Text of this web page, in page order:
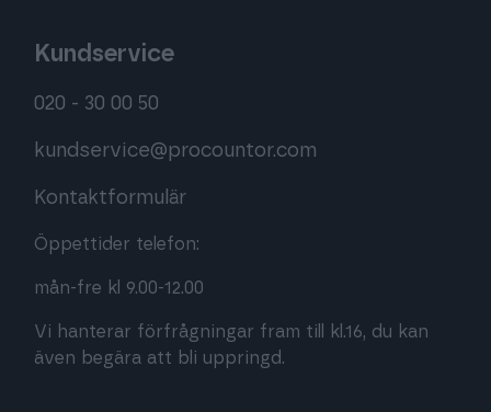
Kundservice
020 - 30 00 50
kundservice@procountor.com
Kontaktformulär
Öppettider telefon:
mån-fre kl 9.00-12.00
Vi hanterar förfrågningar fram till kl.16, du kan
även begära att bli uppringd.